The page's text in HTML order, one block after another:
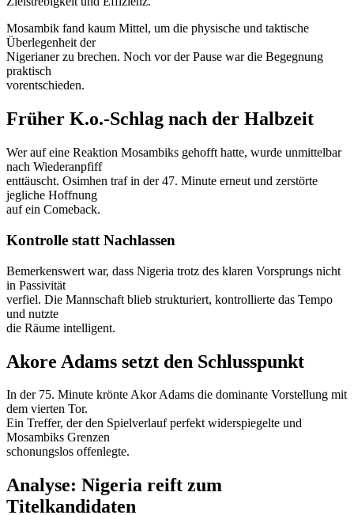
Mosambik fand kaum Mittel, um die physische und taktische
Überlegenheit der
Nigerianer zu brechen. Noch vor der Pause war die Begegnung
praktisch
vorentschieden.
Früher K.o.-Schlag nach der Halbzeit
Wer auf eine Reaktion Mosambiks gehofft hatte, wurde unmittelbar
nach Wiederanpfiff
enttäuscht. Osimhen traf in der 47. Minute erneut und zerstörte
jegliche Hoffnung
auf ein Comeback.
Kontrolle statt Nachlassen
Bemerkenswert war, dass Nigeria trotz des klaren Vorsprungs nicht
in Passivität
verfiel. Die Mannschaft blieb strukturiert, kontrollierte das Tempo
und nutzte
die Räume intelligent.
Akore Adams setzt den Schlusspunkt
In der 75. Minute krönte Akor Adams die dominante Vorstellung mit
dem vierten Tor.
Ein Treffer, der den Spielverlauf perfekt widerspiegelte und
Mosambiks Grenzen
schonungslos offenlegte.
Analyse: Nigeria reift zum
Titelkandidaten